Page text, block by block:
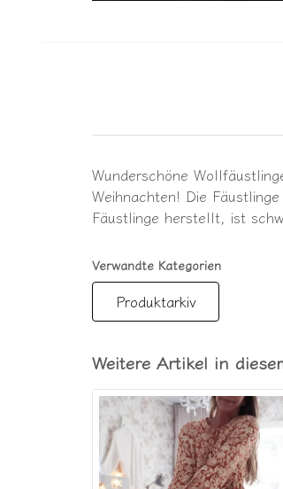
Weitere Artikel in
Wunderschöne
Weihnachten! Die
Fäustlinge herstellt, ist
Verwandte Kategorien
Produktarkiv